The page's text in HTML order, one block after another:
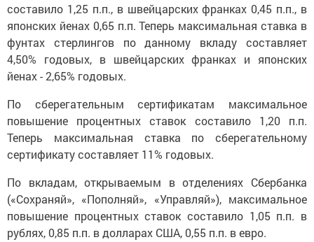
составило 1,25 п.п., в швейцарских франках 0,45 п.п., в
японских йенах 0,65 п.п. Теперь максимальная ставка в
фунтах стерлингов по данному вкладу составляет
4,50% годовых, в швейцарских франках и японских
йенах - 2,65% годовых.
По сберегательным сертификатам максимальное
повышение процентных ставок составило 1,20 п.п.
Теперь максимальная ставка по сберегательному
сертификату составляет 11% годовых.
По вкладам, открываемым в отделениях Сбербанка
(«Сохраняй», «Пополняй», «Управляй»), максимальное
повышение процентных ставок составило 1,05 п.п. в
рублях, 0,85 п.п. в долларах США, 0,55 п.п. в евро.